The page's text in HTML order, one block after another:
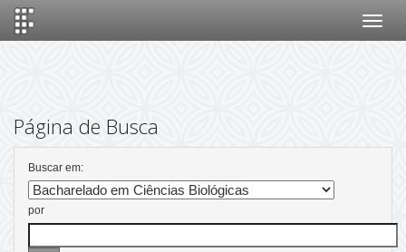
Página de Busca
Buscar em:
por